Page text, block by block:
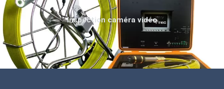
Inspection caméra vidéo